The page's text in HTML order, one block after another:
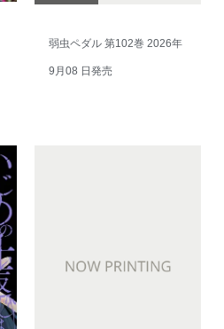
弱虫ペダル 第102巻 2026年
9月08 日発売